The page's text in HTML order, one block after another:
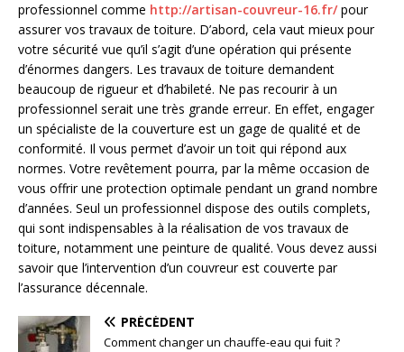
professionnel comme http://artisan-couvreur-16.fr/pour
assurer vos travaux de toiture. D’abord, cela vaut mieux pour
votre sécurité vue qu’il s’agit d’une opération qui présente
d’énormes dangers. Les travaux de toiture demandent
beaucoup de rigueur et d’habileté. Ne pas recourir à un
professionnel serait une très grande erreur. En effet, engager
un spécialiste de la couverture est un gage de qualité et de
conformité. Il vous permet d’avoir un toit qui répond aux
normes. Votre revêtement pourra, par la même occasion de
vous offrir une protection optimale pendant un grand nombre
d’années. Seul un professionnel dispose des outils complets,
qui sont indispensables à la réalisation de vos travaux de
toiture, notamment une peinture de qualité. Vous devez aussi
savoir que l’intervention d’un couvreur est couverte par
l’assurance décennale.
PRÉCÉDENT
Comment changer un chauffe-eau qui fuit ?